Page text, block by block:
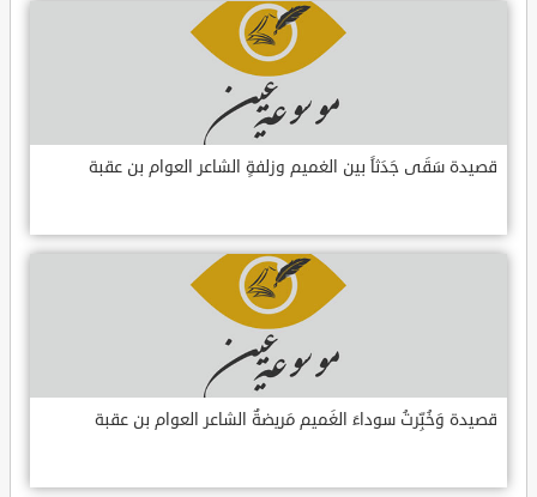
قصيدة سَقَى جَدَثاً بين الغميم وزلفةٍ الشاعر العوام بن عقبة
قصيدة وَخُبِّرتُ سوداءَ الغَميم مَريضةٌ الشاعر العوام بن عقبة